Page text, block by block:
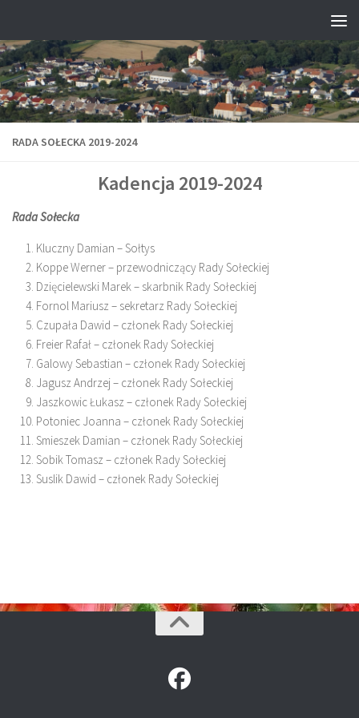
RADA SOŁECKA 2019-2024
Kadencja 2019-2024
Rada Sołecka
Kluczny Damian – Sołtys
Koppe Werner – przewodniczący Rady Sołeckiej
Dzięcielewski Marek – skarbnik Rady Sołeckiej
Fornol Mariusz – sekretarz Rady Sołeckiej
Czupała Dawid – członek Rady Sołeckiej
Freier Rafał – członek Rady Sołeckiej
Galowy Sebastian – członek Rady Sołeckiej
Jagusz Andrzej – członek Rady Sołeckiej
Jaszkowic Łukasz – członek Rady Sołeckiej
Potoniec Joanna – członek Rady Sołeckiej
Smieszek Damian – członek Rady Sołeckiej
Sobik Tomasz – członek Rady Sołeckiej
Suslik Dawid – członek Rady Sołeckiej